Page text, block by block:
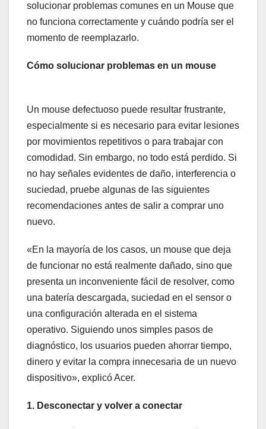
solucionar problemas comunes en un Mouse que
no funciona correctamente y cuándo podría ser el
momento de reemplazarlo.
Cómo solucionar problemas en un mouse
Un mouse defectuoso puede resultar frustrante,
especialmente si es necesario para evitar lesiones
por movimientos repetitivos o para trabajar con
comodidad. Sin embargo, no todo está perdido. Si
no hay señales evidentes de daño, interferencia o
suciedad, pruebe algunas de las siguientes
recomendaciones antes de salir a comprar uno
nuevo.
«En la mayoría de los casos, un mouse que deja
de funcionar no está realmente dañado, sino que
presenta un inconveniente fácil de resolver, como
una batería descargada, suciedad en el sensor o
una configuración alterada en el sistema
operativo. Siguiendo unos simples pasos de
diagnóstico, los usuarios pueden ahorrar tiempo,
dinero y evitar la compra innecesaria de un nuevo
dispositivo», explicó Acer.
1. Desconectar y volver a conectar